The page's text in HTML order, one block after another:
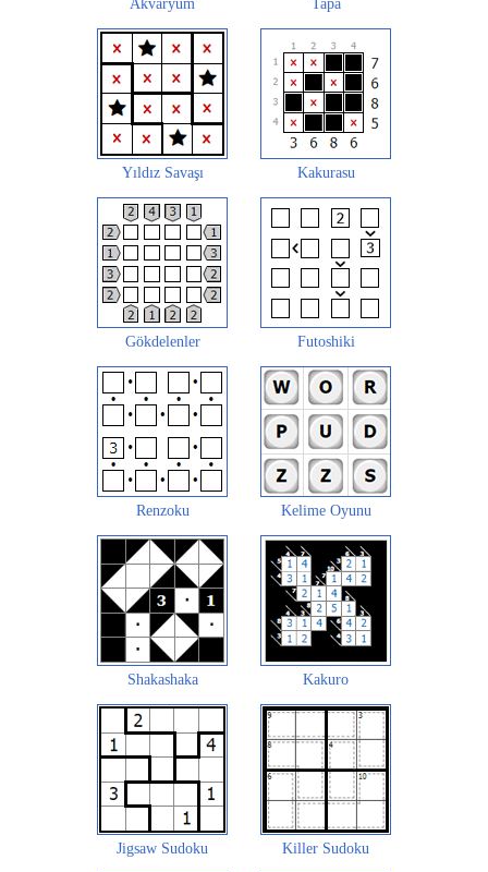
Akvaryum Tapa
Yıldız Savaşı Kakurasu
Gökdelenler Futoshiki
Renzoku Kelime Oyunu
Shakashaka Kakuro
Jigsaw Sudoku Killer Sudoku